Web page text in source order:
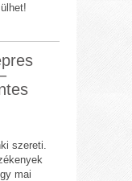
szereti.
mai